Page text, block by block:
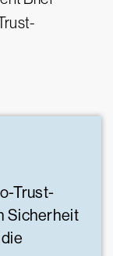
Trust-
Sicherheit